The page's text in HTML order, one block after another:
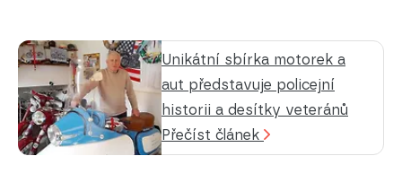
Unikátní sbírka motorek a
aut představuje policejní
historii a desítky veteránů
Přečíst článek